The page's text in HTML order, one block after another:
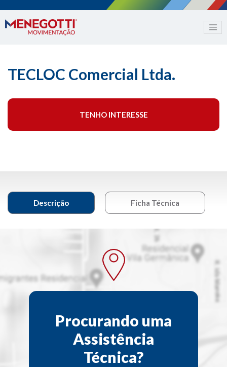
TECLOC Comercial Ltda.
TENHO INTERESSE
Descrição Ficha Técnica
Procurando uma
Assistência
Técnica?